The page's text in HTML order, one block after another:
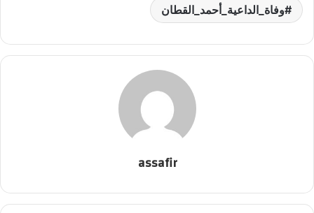
وفاة_الداعية_أحمد_القطان
assafir